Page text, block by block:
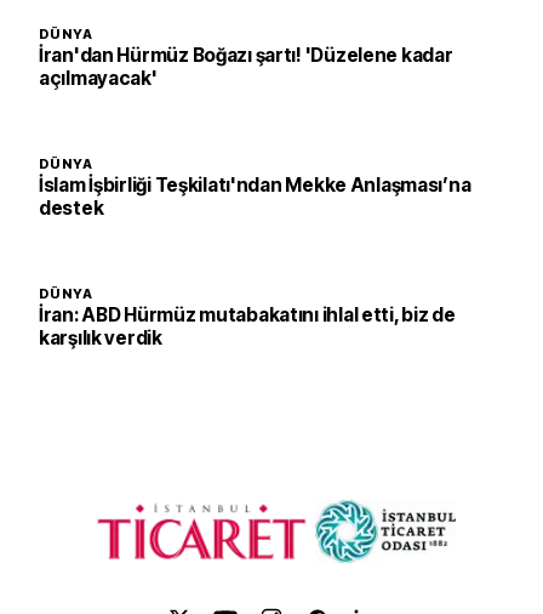
DÜNYA
İran'dan Hürmüz Boğazı şartı! 'Düzelene kadar
açılmayacak'
DÜNYA
İslam İşbirliği Teşkilatı'ndan Mekke Anlaşması’na
destek
DÜNYA
İran: ABD Hürmüz mutabakatını ihlal etti, biz de
karşılık verdik